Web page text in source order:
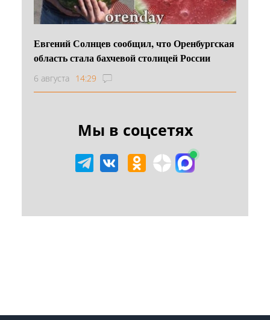
Евгений Солнцев сообщил, что Оренбургская
область стала бахчевой столицей России
6 августа 14:29
Мы в соцсетях